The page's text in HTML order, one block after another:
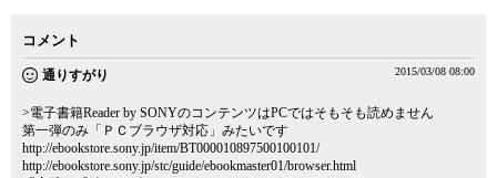
コメント
通りすがり 2015/03/08 08:00
>電子書籍Reader by SONYのコンテンツはPCではそもそも読めません
第一弾のみ「ＰＣブラウザ対応」みたいです
http://ebookstore.sony.jp/item/BT000010897500100101/
http://ebookstore.sony.jp/stc/guide/ebookmaster01/browser.html